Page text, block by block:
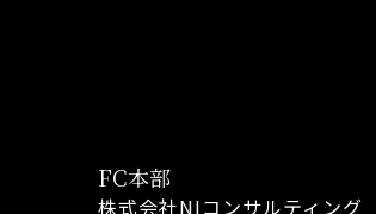
FC本部
株式会社NIコンサルティング